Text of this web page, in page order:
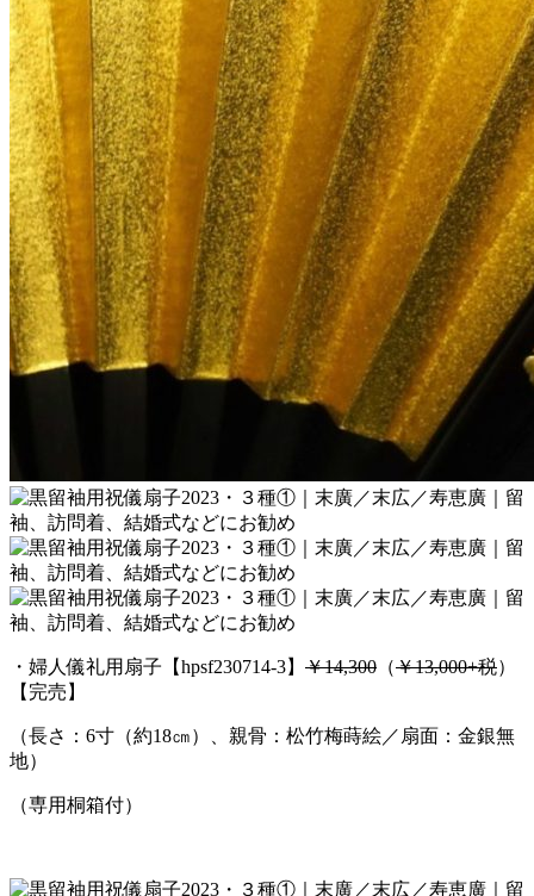
・婦人儀礼用扇子【hpsf230714-3】 ￥14,300 （￥13,000+税）
【完売】
（長さ：6寸（約18㎝）、親骨：松竹梅蒔絵／扇面：金銀無
地）
（専用桐箱付）